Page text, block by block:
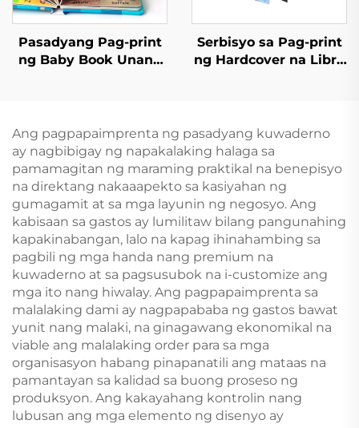
Pasadyang Pag-print
ng Baby Book Unang
Book
Serbisyo sa Pag-print
ng Hardcover na Libro
Nobela na may
Sprayed Edges
Ang pagpapaimprenta ng pasadyang kuwaderno
ay nagbibigay ng napakalaking halaga sa
pamamagitan ng maraming praktikal na benepisyo
na direktang nakaaapekto sa kasiyahan ng
gumagamit at sa mga layunin ng negosyo. Ang
kabisaan sa gastos ay lumilitaw bilang pangunahing
kapakinabangan, lalo na kapag ihinahambing sa
pagbili ng mga handa nang premium na
kuwaderno at sa pagsusubok na i-customize ang
mga ito nang hiwalay. Ang pagpapaimprenta sa
malalaking dami ay nagpapababa ng gastos bawat
yunit nang malaki, na ginagawang ekonomikal na
viable ang malalaking order para sa mga
organisasyon habang pinapanatili ang mataas na
pamantayan sa kalidad sa buong proseso ng
produksyon. Ang kakayahang kontrolin nang
lubusan ang mga elemento ng disenyo ay